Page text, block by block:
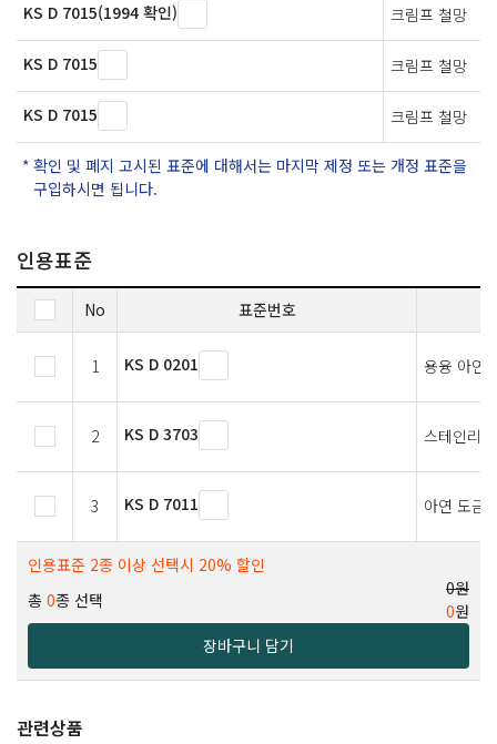
KS D 7015(1994 확인) 크림프 철망
KS D 7015 크림프 철망
KS D 7015 크림프 철망
확인 및 폐지 고시된 표준에 대해서는 마지막 제정 또는 개정 표준을
구입하시면 됩니다.
인용표준
No 표준번호
1 KS D 0201 용융 아연
2 KS D 3703 스테인리
3 KS D 7011 아연 도금
인용표준 2종 이상 선택시 20% 할인
총 0종 선택
0원
0원
장바구니 담기
관련상품